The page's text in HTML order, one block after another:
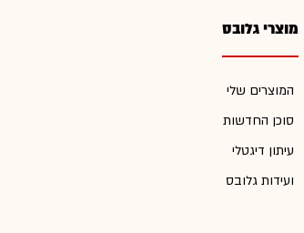
מוצרי גלובס
המוצרים שלי
סוכן החדשות
עיתון דיגטלי
ועידות גלובס